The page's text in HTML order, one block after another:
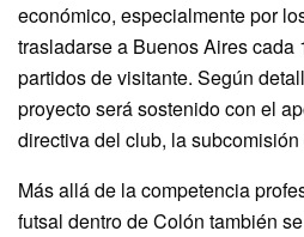
económico, especialmente por
trasladarse a Buenos Aires cada
partidos de visitante. Según
proyecto será sostenido con el
directiva del club, la
Más allá de la competencia
futsal dentro de Colón también